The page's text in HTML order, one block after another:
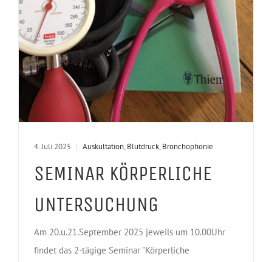
4. Juli 2025 | Auskultation, Blutdruck, Bronchophonie
SEMINAR KÖRPERLICHE
UNTERSUCHUNG
Am 20.u.21.September 2025 jeweils um 10.00Uhr
findet das 2-tägige Seminar "Körperliche